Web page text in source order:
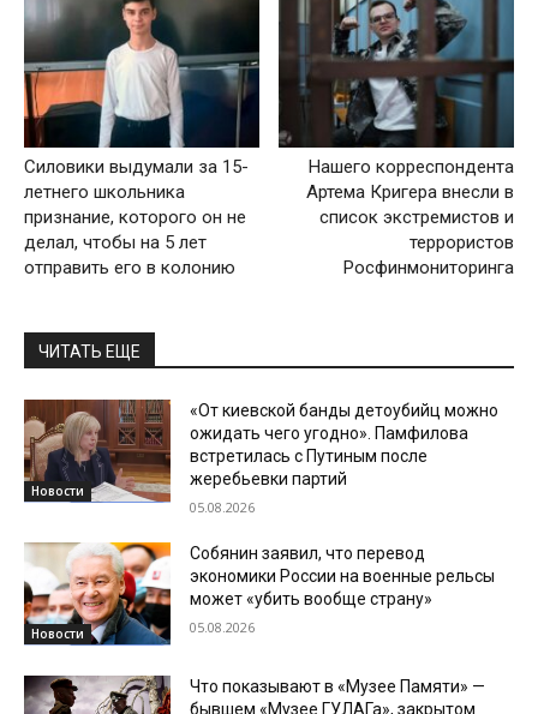
Силовики выдумали за 15-
летнего школьника
признание, которого он не
делал, чтобы на 5 лет
отправить его в колонию
Нашего корреспондента
Артема Кригера внесли в
список экстремистов и
террористов
Росфинмониторинга
ЧИТАТЬ ЕЩЕ
Новости
«От киевской банды детоубийц можно
ожидать чего угодно». Памфилова
встретилась с Путиным после
жеребьевки партий
05.08.2026
Новости
Собянин заявил, что перевод
экономики России на военные рельсы
может «убить вообще страну»
05.08.2026
Что показывают в «Музее Памяти» —
бывшем «Музее ГУЛАГа», закрытом